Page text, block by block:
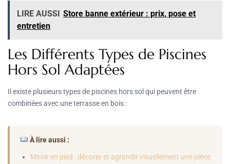
LIRE AUSSI Store banne extérieur : prix, pose et
entretien
Les Différents Types de Piscines
Hors Sol Adaptées
Il existe plusieurs types de piscines hors sol qui peuvent être
combinées avec une terrasse en bois :
À lire aussi :
Miroir en pied : décorer et agrandir visuellement une pièce